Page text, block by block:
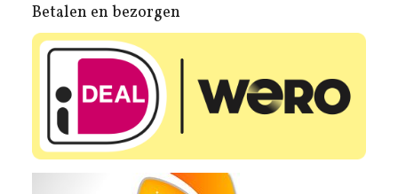
Betalen en bezorgen